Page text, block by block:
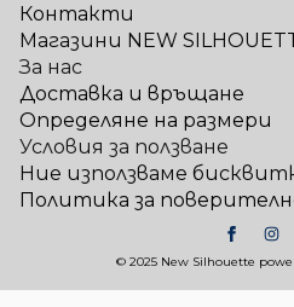
Контакти
Магазини NEW
За нас
Доставка и връщане
Определяне на размери
Условия за ползване
Ние използваме
Политика за
© 2025 New Silhouette